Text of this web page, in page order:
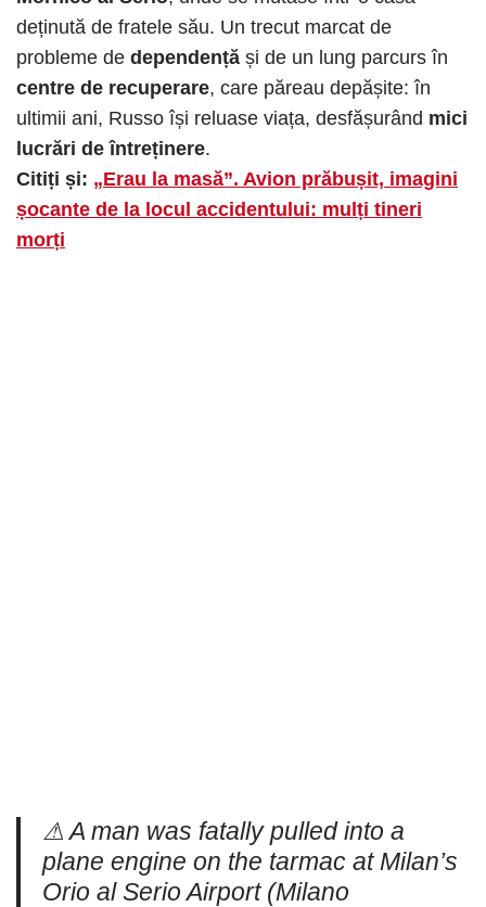
deținută de fratele său. Un trecut marcat de
probleme de dependență și de un lung parcurs în
centre de recuperare, care păreau depășite: în
ultimii ani, Russo își reluase viața, desfășurând mici
lucrări de întreținere.
Citiți și: „Erau la masă”. Avion prăbușit, imagini
șocante de la locul accidentului: mulți tineri
morți
⚠ A man was fatally pulled into a
plane engine on the tarmac at Milan’s
Orio al Serio Airport (Milano